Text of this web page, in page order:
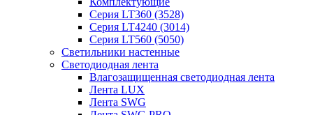
Серия LT360 (3528)
Серия LT4240 (3014)
Серия LT560 (5050)
Светильники настенные
Светодиодная лента
Влагозащищенная светодиодная лента
Лента LUX
Лента SWG